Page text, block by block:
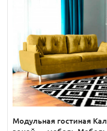
Модульная гостиная